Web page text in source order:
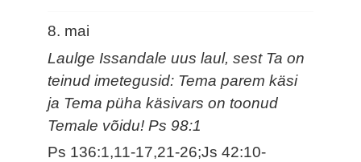
8. mai
Laulge Issandale uus laul, sest Ta on
teinud imetegusid: Tema parem käsi
ja Tema püha käsivars on toonud
Temale võidu! Ps 98:1
Ps 136:1,11-17,21-26;Js 42:10-